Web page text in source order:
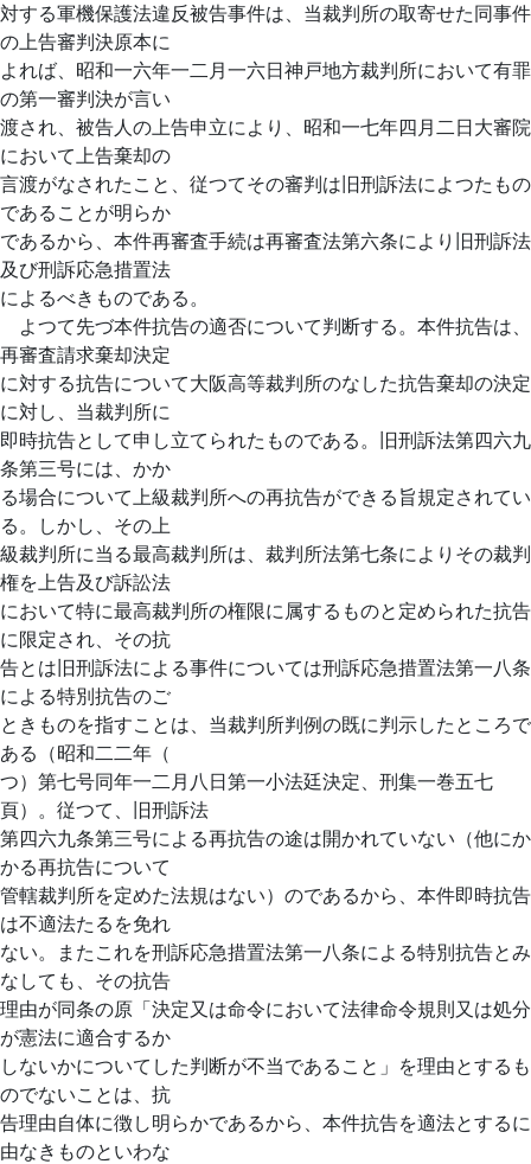
対する軍機保護法違反被告事件は、当裁判所の取寄せた同事件
の上告審判決原本に
よれば、昭和一六年一二月一六日神戸地方裁判所において有罪
の第一審判決が言い
渡され、被告人の上告申立により、昭和一七年四月二日大審院
において上告棄却の
言渡がなされたこと、従つてその審判は旧刑訴法によつたもの
であることが明らか
であるから、本件再審査手続は再審査法第六条により旧刑訴法
及び刑訴応急措置法
によるべきものである。
よつて先づ本件抗告の適否について判断する。本件抗告は、
再審査請求棄却決定
に対する抗告について大阪高等裁判所のなした抗告棄却の決定
に対し、当裁判所に
即時抗告として申し立てられたものである。旧刑訴法第四六九
条第三号には、かか
る場合について上級裁判所への再抗告ができる旨規定されてい
る。しかし、その上
級裁判所に当る最高裁判所は、裁判所法第七条によりその裁判
権を上告及び訴訟法
において特に最高裁判所の権限に属するものと定められた抗告
に限定され、その抗
告とは旧刑訴法による事件については刑訴応急措置法第一八条
による特別抗告のご
ときものを指すことは、当裁判所判例の既に判示したところで
ある（昭和二二年（
つ）第七号同年一二月八日第一小法廷決定、刑集一巻五七
頁）。従つて、旧刑訴法
第四六九条第三号による再抗告の途は開かれていない（他にか
かる再抗告について
管轄裁判所を定めた法規はない）のであるから、本件即時抗告
は不適法たるを免れ
ない。またこれを刑訴応急措置法第一八条による特別抗告とみ
なしても、その抗告
理由が同条の原「決定又は命令において法律命令規則又は処分
が憲法に適合するか
しないかについてした判断が不当であること」を理由とするも
のでないことは、抗
告理由自体に徴し明らかであるから、本件抗告を適法とするに
由なきものといわな